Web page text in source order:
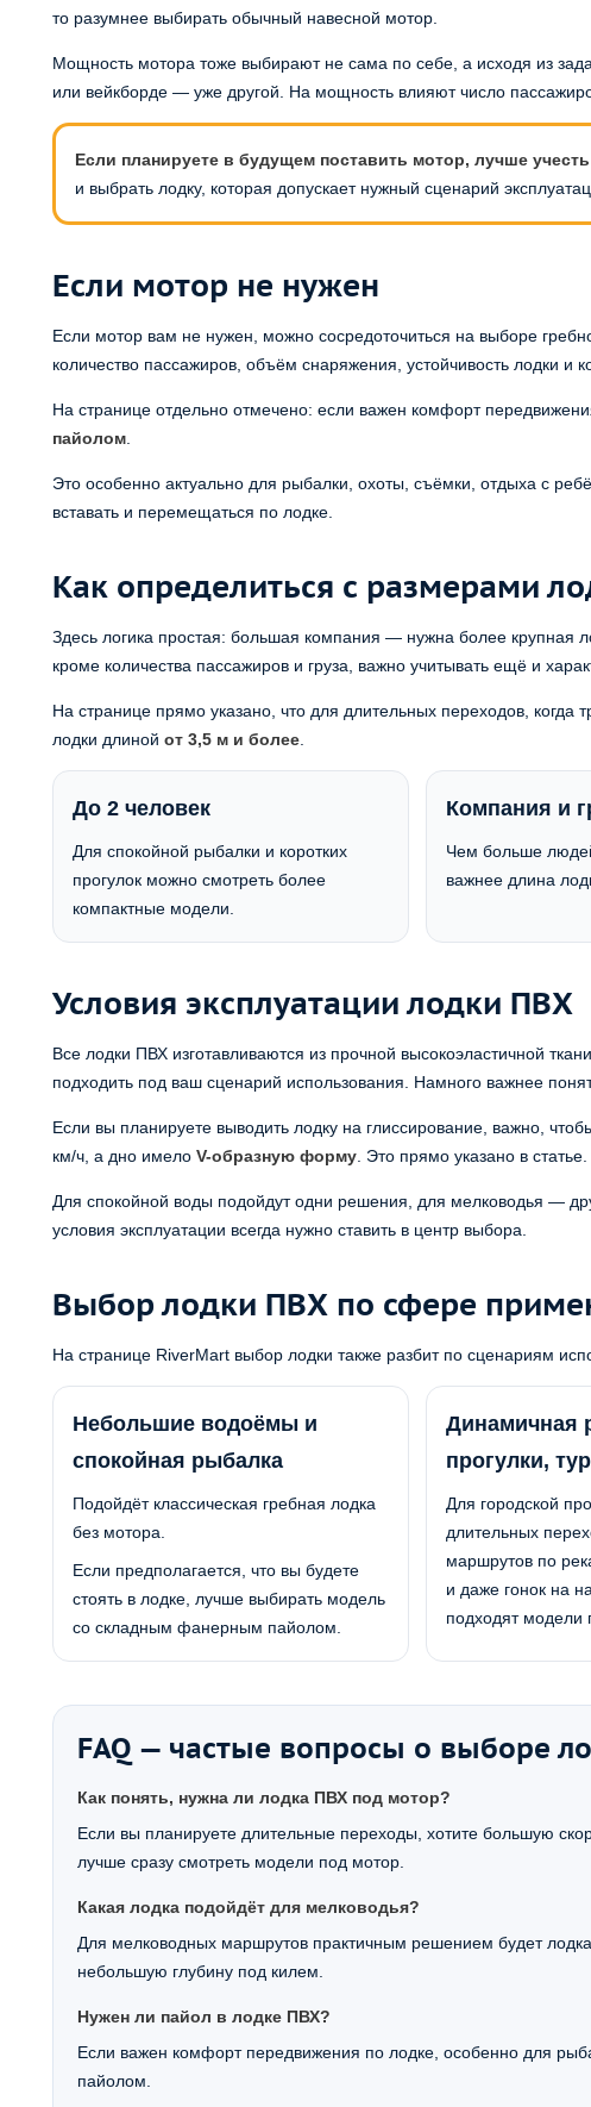
то разумнее выбирать обычный навесной мотор.
Мощность мотора тоже выбирают не сама по себе, а исходя из
или вейкборде — уже другой. На мощность влияют число
Если планируете в будущем поставить мотор, лучше учесть
и выбрать лодку, которая допускает нужный сценарий
Если мотор не нужен
Если мотор вам не нужен, можно сосредоточиться на выборе
количество пассажиров, объём снаряжения, устойчивость лодки и
На странице отдельно отмечено: если важен комфорт
пайолом
Это особенно актуально для рыбалки, охоты, съёмки, отдыха с
вставать и перемещаться по лодке.
Как определиться с размерами
Здесь логика простая: большая компания — нужна более крупная
кроме количества пассажиров и груза, важно учитывать ещё и
На странице прямо указано, что для длительных переходов, когда
лодки длиной от 3,5 м и более
До 2 человек
Для спокойной рыбалки и коротких
прогулок можно смотреть более
компактные модели.
Компания и
Чем больше
важнее длина
Условия эксплуатации лодки ПВХ
Все лодки ПВХ изготавливаются из прочной высокоэластичной
подходить под ваш сценарий использования. Намного важнее
Если вы планируете выводить лодку на глиссирование, важно,
км/ч, а дно имело V-образную форму . Это прямо указано в статье.
Для спокойной воды подойдут одни решения, для мелководья —
условия эксплуатации всегда нужно ставить в центр выбора.
Выбор лодки ПВХ по сфере
На странице RiverMart выбор лодки также разбит по сценариям
Небольшие водоёмы и
спокойная рыбалка
Подойдёт классическая гребная лодка
без мотора.
Если предполагается, что вы будете
стоять в лодке, лучше выбирать модель
со складным фанерным пайолом.
Динамичная
прогулки,
Для городской
длительных
маршрутов по
и даже гонок на
подходят модели
FAQ — частые вопросы о выборе
Как понять, нужна ли лодка ПВХ под мотор?
Если вы планируете длительные переходы, хотите большую
лучше сразу смотреть модели под мотор.
Какая лодка подойдёт для мелководья?
Для мелководных маршрутов практичным решением будет
небольшую глубину под килем.
Нужен ли пайол в лодке ПВХ?
Если важен комфорт передвижения по лодке, особенно для
пайолом.